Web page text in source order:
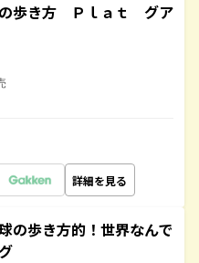
歩き方 Ｐｌａｔ グア
詳細を見る
歩き方的！世界なんで